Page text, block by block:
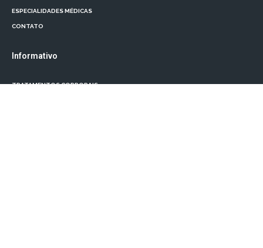
ESPECIALIDADES MÉDICAS
CONTATO
Informativo
TRATAMENTOS CORPORAIS